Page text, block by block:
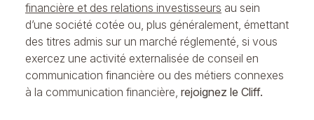
financière et des relations investisseurs au sein
d’une société cotée ou, plus généralement, émettant
des titres admis sur un marché réglementé, si vous
exercez une activité externalisée de conseil en
communication financière ou des métiers connexes
à la communication financière, rejoignez le Cliff.